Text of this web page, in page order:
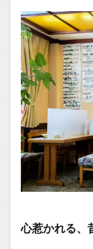
1.2
You
Tube
1.2.1
はいし
ゃの食
べ歩き
You
Tubeチ
ャンネ
ル
心惹かれる、